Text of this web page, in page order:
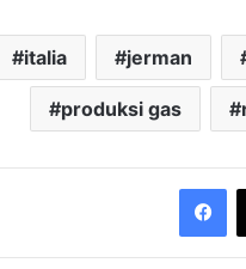
italia jerman
produksi gas